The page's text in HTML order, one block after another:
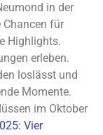
in der
Chancen für
Highlights.
erleben.
loslässt und
Momente.
im Oktober
Vier